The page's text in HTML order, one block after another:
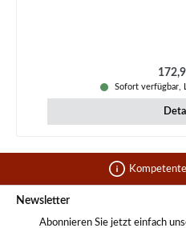
Sofort verfügbar,
Newsletter
Abonnieren Sie jetzt einfach